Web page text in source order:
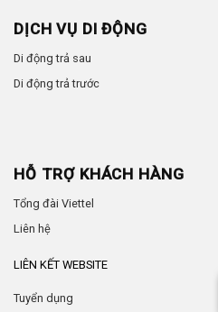
DỊCH VỤ DI ĐỘNG
Di động trả sau
Di động trả trước
HỖ TRỢ KHÁCH HÀNG
Tổng đài Viettel
Liên hệ
LIÊN KẾT WEBSITE
Tuyển dụng